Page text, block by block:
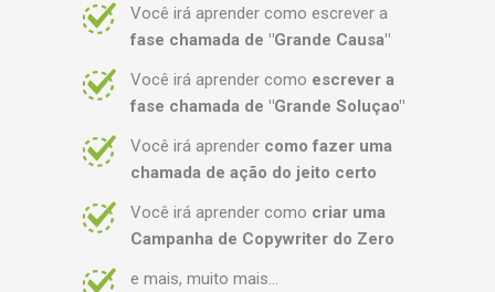
Você irá aprender como escrever a
fase chamada de "Grande Causa"
Você irá aprender como escrever a
fase chamada de "Grande Soluçao"
Você irá aprender como fazer uma
chamada de ação do jeito certo
Você irá aprender como criar uma
Campanha de Copywriter do Zero
e mais, muito mais...